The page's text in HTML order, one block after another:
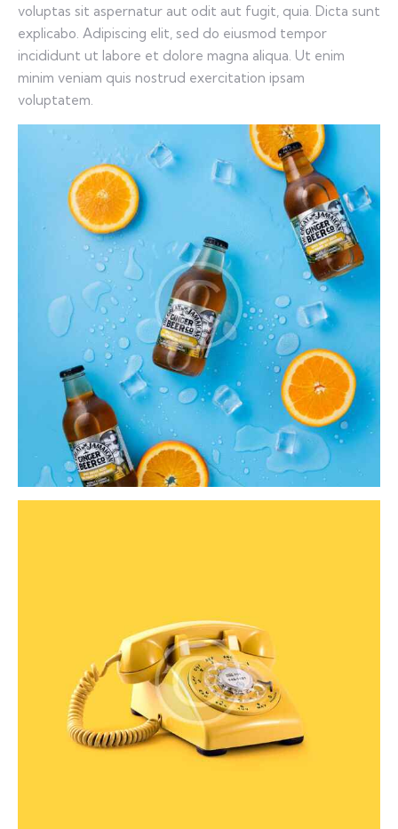
voluptas sit aspernatur aut odit aut fugit, quia. Dicta sunt
explicabo. Adipiscing elit, sed do eiusmod tempor
incididunt ut labore et dolore magna aliqua. Ut enim
minim veniam quis nostrud exercitation ipsam
voluptatem.